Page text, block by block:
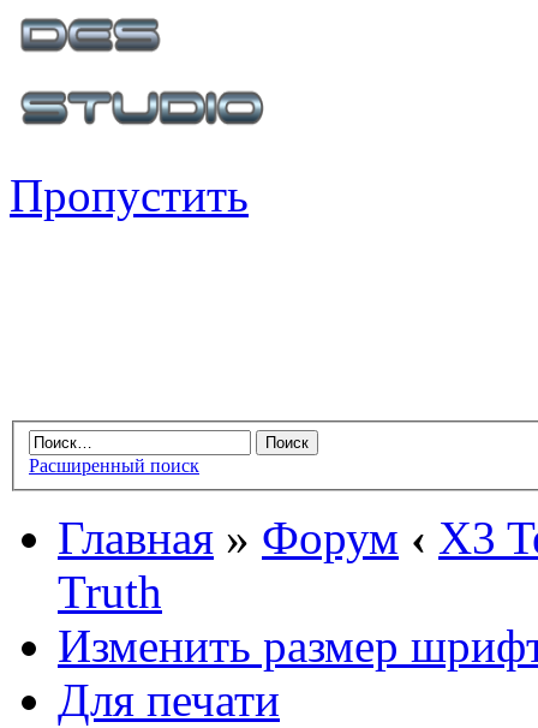
Пропустить
Расширенный поиск
Главная » Форум ‹ X3
Truth
Изменить размер
Для печати